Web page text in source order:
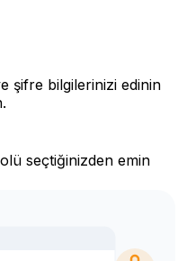
şifre bilgilerinizi edinin
seçtiğinizden emin